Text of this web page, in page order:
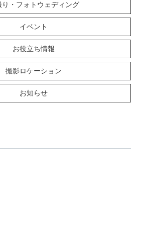
り・フォトウェディング
イベント
お役立ち情報
撮影ロケーション
お知らせ